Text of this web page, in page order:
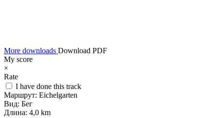
More downloads Download PDF
My score
×
Rate
I have done this track
Маршрут: Eichelgarten
Вид: Бег
Длина: 4,0 km